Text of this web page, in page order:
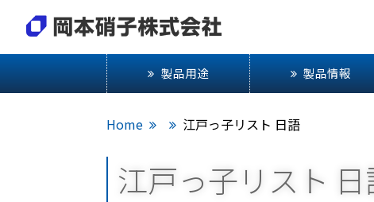
製品用途 製品情報
Home 江戸っ子リスト 日語
江戸っ子リスト 日